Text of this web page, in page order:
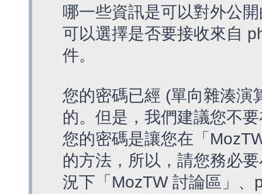
哪一些資訊是可以對外公
可以選擇是否要接收來自
件。
您的密碼已經 (單向雜湊演
的。但是，我們建議您不
您的密碼是讓您在「
的方法，所以，請您務必
況下「MozTW 討論區」